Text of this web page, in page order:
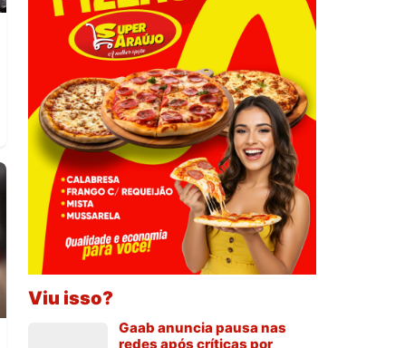
Viu isso?
Gaab anuncia pausa nas
redes após críticas por